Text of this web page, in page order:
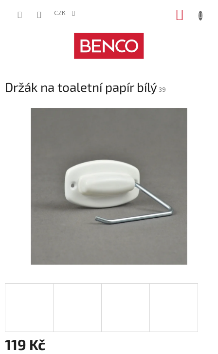
CZK
Držák na toaletní papír bílý 39
119 Kč